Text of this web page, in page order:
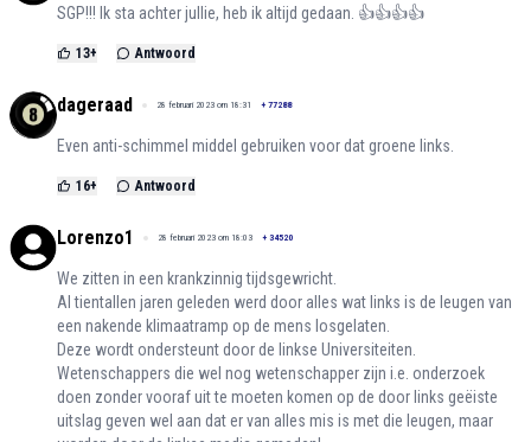
SGP!!! Ik sta achter jullie, heb ik altijd gedaan. 👍👍👍👍
13+ Antwoord
dageraad 28 februari 2023 om 18:31 + 77288
Even anti-schimmel middel gebruiken voor dat groene links.
16+ Antwoord
Lorenzo1 28 februari 2023 om 18:03 + 34520
We zitten in een krankzinnig tijdsgewricht.
Al tientallen jaren geleden werd door alles wat links is de leugen van
een nakende klimaatramp op de mens losgelaten.
Deze wordt ondersteunt door de linkse Universiteiten.
Wetenschappers die wel nog wetenschapper zijn i.e. onderzoek
doen zonder vooraf uit te moeten komen op de door links geëiste
uitslag geven wel aan dat er van alles mis is met die leugen, maar